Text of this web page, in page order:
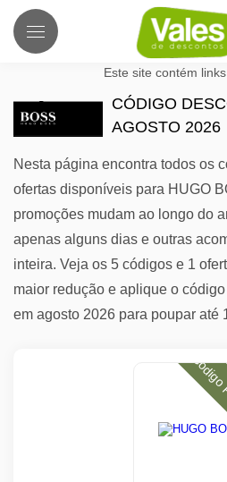
Este site contém
CÓDIGO
AGOSTO 2026
Nesta página encontra todos os
ofertas disponíveis para HUGO
promoções mudam ao longo do
apenas alguns dias e outras
inteira. Veja os 5 códigos e 1
maior redução e aplique o
em agosto 2026 para poupar até